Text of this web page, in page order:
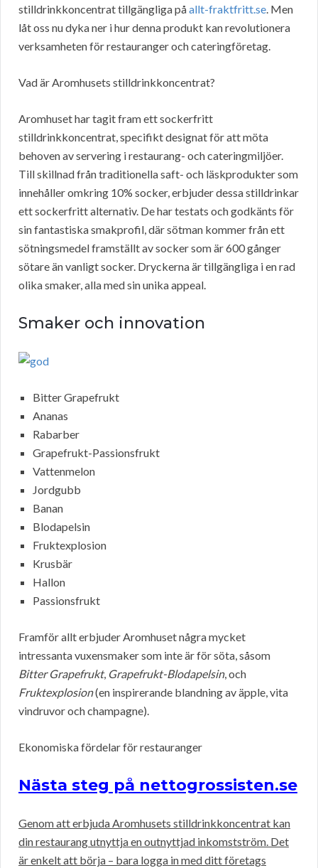
stilldrinkkoncentrat tillgängliga påallt-fraktfritt.se. Men
låt oss nu dyka ner i hur denna produkt kan revolutionera
verksamheten för restauranger och cateringföretag.
Vad är Aromhusets stilldrinkkoncentrat?
Aromhuset har tagit fram ett sockerfritt
stilldrinkkoncentrat, specifikt designat för att möta
behoven av servering i restaurang- och cateringmiljöer.
Till skillnad från traditionella saft- och läskprodukter som
innehåller omkring 10% socker, erbjuder dessa stilldrinkar
ett sockerfritt alternativ. De har testats och godkänts för
sin fantastiska smakprofil, där sötman kommer från ett
sötningsmedel framställt av socker som är 600 gånger
sötare än vanligt socker. Dryckerna är tillgängliga i en rad
olika smaker, alla med sin unika appeal.
Smaker och innovation
Bitter Grapefrukt
Ananas
Rabarber
Grapefrukt-Passionsfrukt
Vattenmelon
Jordgubb
Banan
Blodapelsin
Fruktexplosion
Krusbär
Hallon
Passionsfrukt
Framför allt erbjuder Aromhuset några mycket
intressanta vuxensmaker som inte är för söta, såsom
Bitter Grapefrukt, Grapefrukt-Blodapelsin, och
Fruktexplosion(en inspirerande blandning av äpple, vita
vindruvor och champagne).
Ekonomiska fördelar för restauranger
Nästa steg på nettogrossisten.se
Genom att erbjuda Aromhusets stilldrinkkoncentrat kan
din restaurang utnyttja en outnyttjad inkomstström. Det
är enkelt att börja – bara logga in med ditt företags